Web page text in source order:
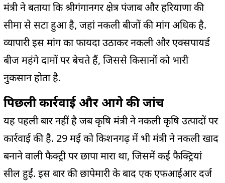
मंत्री ने बताया कि श्रीगंगानगर क्षेत्र पंजाब और हरियाणा की
सीमा से सटा हुआ है, जहां नकली बीजों की मांग अधिक है.
व्यापारी इस मांग का फायदा उठाकर नकली और एक्सपायर्ड
बीज महंगे दामों पर बेचते हैं, जिससे किसानों को भारी
नुकसान होता है.
पिछली कार्रवाई और आगे की जांच
यह पहली बार नहीं है जब कृषि मंत्री ने नकली कृषि उत्पादों पर
कार्रवाई की है. 29 मई को किशनगढ़ में भी मंत्री ने नकली खाद
बनाने वाली फैक्ट्री पर छापा मारा था, जिसमें कई फैक्ट्रियां
सील हुईं. इस बार की छापेमारी के बाद एक एफआईआर दर्ज